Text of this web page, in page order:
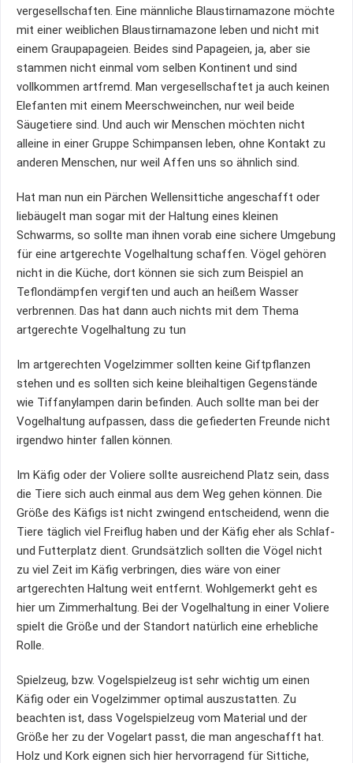
vergesellschaften. Eine männliche Blaustirnamazone möchte
mit einer weiblichen Blaustirnamazone leben und nicht mit
einem Graupapageien. Beides sind Papageien, ja, aber sie
stammen nicht einmal vom selben Kontinent und sind
vollkommen artfremd. Man vergesellschaftet ja auch keinen
Elefanten mit einem Meerschweinchen, nur weil beide
Säugetiere sind. Und auch wir Menschen möchten nicht
alleine in einer Gruppe Schimpansen leben, ohne Kontakt zu
anderen Menschen, nur weil Affen uns so ähnlich sind.
Hat man nun ein Pärchen Wellensittiche angeschafft oder
liebäugelt man sogar mit der Haltung eines kleinen
Schwarms, so sollte man ihnen vorab eine sichere Umgebung
für eine artgerechte Vogelhaltung schaffen. Vögel gehören
nicht in die Küche, dort können sie sich zum Beispiel an
Teflondämpfen vergiften und auch an heißem Wasser
verbrennen. Das hat dann auch nichts mit dem Thema
artgerechte Vogelhaltung zu tun
Im artgerechten Vogelzimmer sollten keine Giftpflanzen
stehen und es sollten sich keine bleihaltigen Gegenstände
wie Tiffanylampen darin befinden. Auch sollte man bei der
Vogelhaltung aufpassen, dass die gefiederten Freunde nicht
irgendwo hinter fallen können.
Im Käfig oder der Voliere sollte ausreichend Platz sein, dass
die Tiere sich auch einmal aus dem Weg gehen können. Die
Größe des Käfigs ist nicht zwingend entscheidend, wenn die
Tiere täglich viel Freiflug haben und der Käfig eher als Schlaf-
und Futterplatz dient. Grundsätzlich sollten die Vögel nicht
zu viel Zeit im Käfig verbringen, dies wäre von einer
artgerechten Haltung weit entfernt. Wohlgemerkt geht es
hier um Zimmerhaltung. Bei der Vogelhaltung in einer Voliere
spielt die Größe und der Standort natürlich eine erhebliche
Rolle.
Spielzeug, bzw. Vogelspielzeug ist sehr wichtig um einen
Käfig oder ein Vogelzimmer optimal auszustatten. Zu
beachten ist, dass Vogelspielzeug vom Material und der
Größe her zu der Vogelart passt, die man angeschafft hat.
Holz und Kork eignen sich hier hervorragend für Sittiche,